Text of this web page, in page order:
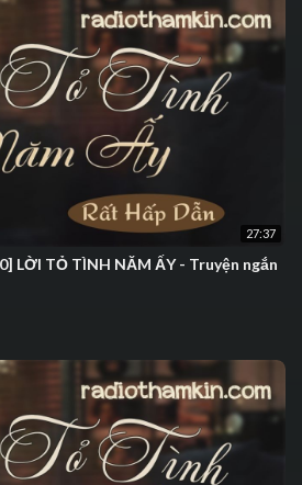
27:37
LỜI TỎ TÌNH NĂM ẤY - ⁣Truyện ngắn